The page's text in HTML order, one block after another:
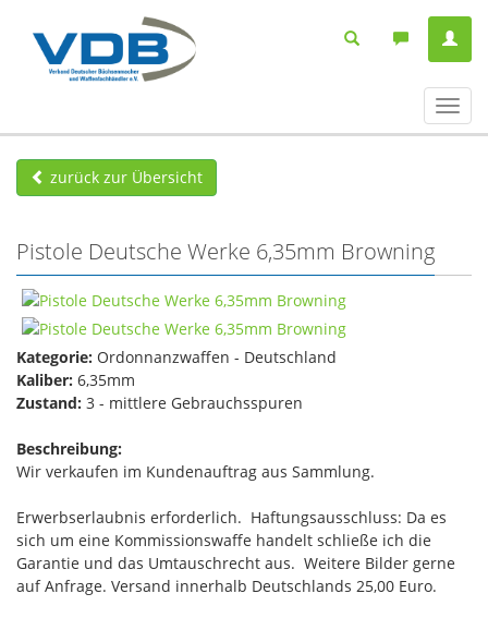
ein-/
zurück zur Übersicht
Pistole Deutsche Werke 6,35mm Browning
Kategorie: Ordonnanzwaffen - Deutschland
Kaliber: 6,35mm
Zustand: 3 - mittlere Gebrauchsspuren
Beschreibung:
Wir verkaufen im Kundenauftrag aus Sammlung.
Erwerbserlaubnis erforderlich. Haftungsausschluss: Da es
sich um eine Kommissionswaffe handelt schließe ich die
Garantie und das Umtauschrecht aus. Weitere Bilder gerne
auf Anfrage. Versand innerhalb Deutschlands 25,00 Euro.